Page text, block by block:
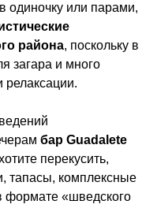
одиночку или парами,
района, поскольку в
загара и много
релаксации.
бар Guadalete
перекусить,
тапасы, комплексные
формате «шведского